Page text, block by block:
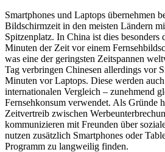
Smartphones und Laptops übernehmen
Bildschirmzeit in den meisten Ländern
Spitzenplatz. In China ist dies besonders
Minuten der Zeit vor einem
was eine der geringsten Zeitspannen
Tag verbringen Chinesen allerdings vor
Minuten vor Laptops. Diese werden
internationalen Vergleich – zunehmend
Fernsehkonsum verwendet. Als Gründe
Zeitvertreib zwischen
kommunizieren mit Freunden über
nutzen zusätzlich Smartphones oder
Programm zu langweilig finden.